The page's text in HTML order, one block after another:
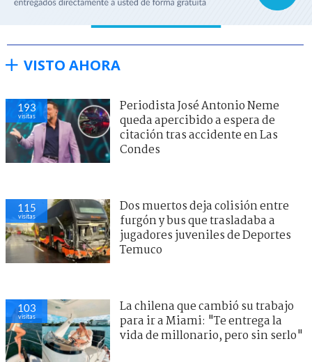
VISTO AHORA
193
visitas
Periodista José Antonio Neme
queda apercibido a espera de
citación tras accidente en Las
Condes
115
visitas
Dos muertos deja colisión entre
furgón y bus que trasladaba a
jugadores juveniles de Deportes
Temuco
103
visitas
La chilena que cambió su trabajo
para ir a Miami: "Te entrega la
vida de millonario, pero sin serlo"